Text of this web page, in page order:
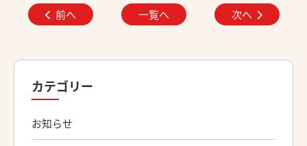
前へ 一覧へ 次へ
カテゴリー
お知らせ